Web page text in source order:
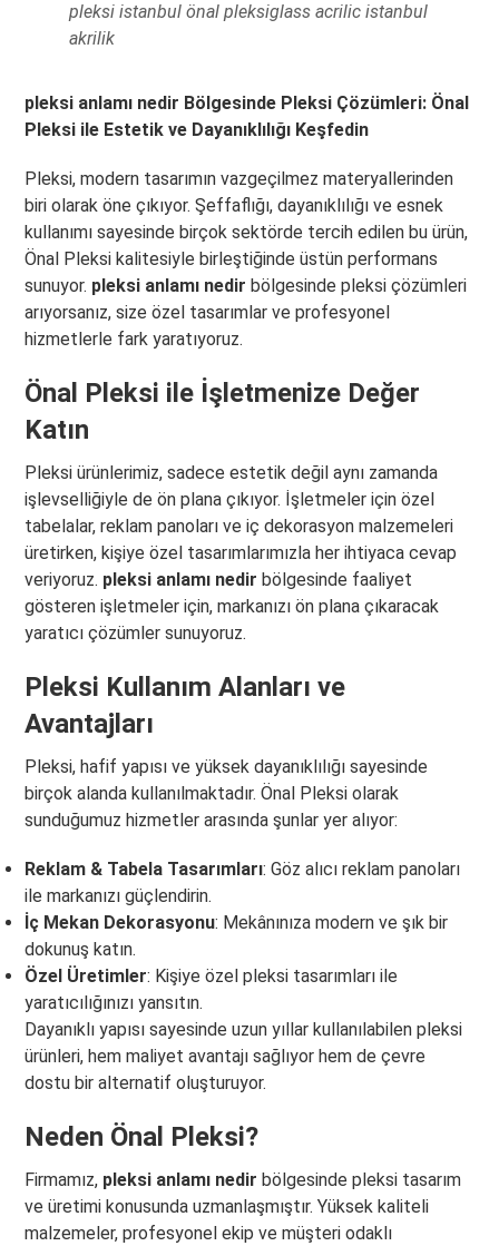
pleksi istanbul önal pleksiglass acrilic istanbul
akrilik
pleksi anlamı nedir Bölgesinde Pleksi Çözümleri: Önal
Pleksi ile Estetik ve Dayanıklılığı Keşfedin
Pleksi, modern tasarımın vazgeçilmez materyallerinden
biri olarak öne çıkıyor. Şeffaflığı, dayanıklılığı ve esnek
kullanımı sayesinde birçok sektörde tercih edilen bu ürün,
Önal Pleksi kalitesiyle birleştiğinde üstün performans
sunuyor. pleksi anlamı nedir bölgesinde pleksi çözümleri
arıyorsanız, size özel tasarımlar ve profesyonel
hizmetlerle fark yaratıyoruz.
Önal Pleksi ile İşletmenize Değer
Katın
Pleksi ürünlerimiz, sadece estetik değil aynı zamanda
işlevselliğiyle de ön plana çıkıyor. İşletmeler için özel
tabelalar, reklam panoları ve iç dekorasyon malzemeleri
üretirken, kişiye özel tasarımlarımızla her ihtiyaca cevap
veriyoruz. pleksi anlamı nedir bölgesinde faaliyet
gösteren işletmeler için, markanızı ön plana çıkaracak
yaratıcı çözümler sunuyoruz.
Pleksi Kullanım Alanları ve
Avantajları
Pleksi, hafif yapısı ve yüksek dayanıklılığı sayesinde
birçok alanda kullanılmaktadır. Önal Pleksi olarak
sunduğumuz hizmetler arasında şunlar yer alıyor:
Reklam & Tabela Tasarımları: Göz alıcı reklam panoları
ile markanızı güçlendirin.
İç Mekan Dekorasyonu: Mekânınıza modern ve şık bir
dokunuş katın.
Özel Üretimler: Kişiye özel pleksi tasarımları ile
yaratıcılığınızı yansıtın.
Dayanıklı yapısı sayesinde uzun yıllar kullanılabilen pleksi
ürünleri, hem maliyet avantajı sağlıyor hem de çevre
dostu bir alternatif oluşturuyor.
Neden Önal Pleksi?
Firmamız, pleksi anlamı nedir bölgesinde pleksi tasarım
ve üretimi konusunda uzmanlaşmıştır. Yüksek kaliteli
malzemeler, profesyonel ekip ve müşteri odaklı